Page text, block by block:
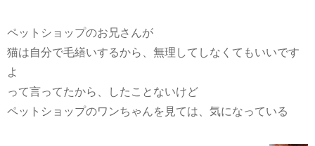
ペットショップのお兄さんが
猫は自分で毛繕いするから、無理してしなくてもいいです
よ
って言ってたから、したことないけど
ペットショップのワンちゃんを見ては、気になっている